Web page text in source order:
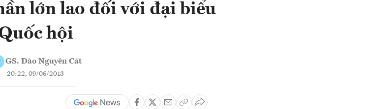
lớn lao đối với đại biểu
hội
GS. Đào Nguyên Cát
20:22, 09/06/2013